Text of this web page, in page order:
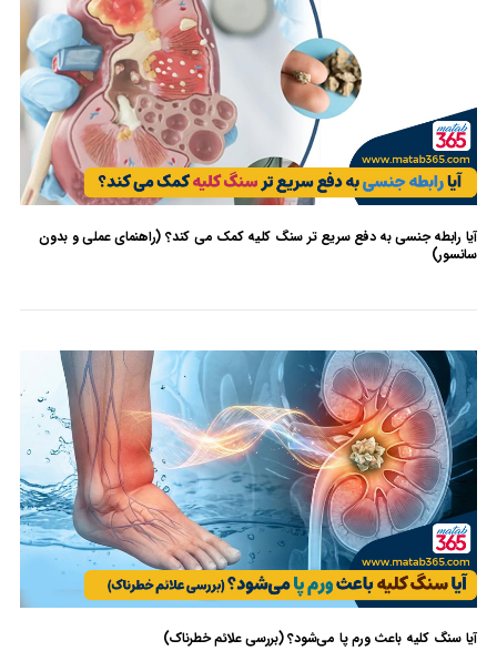
آیا رابطه جنسی به دفع سریع تر سنگ کلیه کمک می کند؟ (راهنمای عملی و بدون
سانسور)
آیا سنگ کلیه باعث ورم پا می‌شود؟ (بررسی علائم خطرناک)